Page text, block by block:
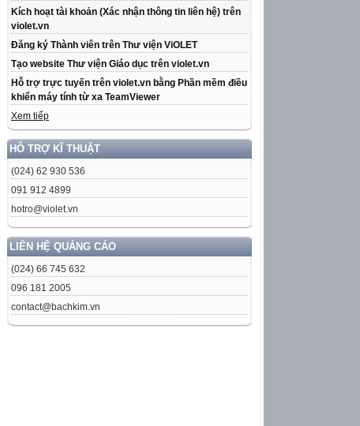
Kích hoạt tài khoản (Xác nhận thông tin liên hệ) trên
violet.vn
Đăng ký Thành viên trên Thư viện ViOLET
Tạo website Thư viện Giáo dục trên violet.vn
Hỗ trợ trực tuyến trên violet.vn bằng Phần mềm điều
khiển máy tính từ xa TeamViewer
Xem tiếp
HỖ TRỢ KĨ THUẬT
(024) 62 930 536
091 912 4899
hotro@violet.vn
LIÊN HỆ QUẢNG CÁO
(024) 66 745 632
096 181 2005
contact@bachkim.vn